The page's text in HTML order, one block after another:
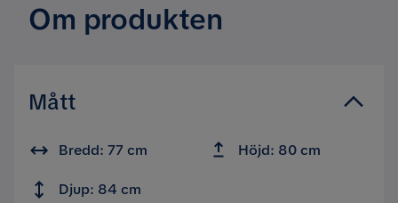
Om produkten
Mått
Bredd: 77 cm Höjd: 80 cm
Djup: 84 cm